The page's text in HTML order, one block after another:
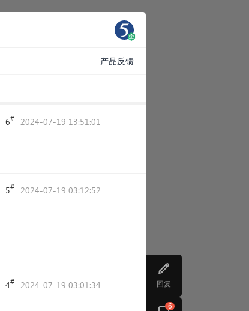
回复
6
产品反馈
6# 2024-07-19 13:51:01
5# 2024-07-19 03:12:52
4# 2024-07-19 03:01:34